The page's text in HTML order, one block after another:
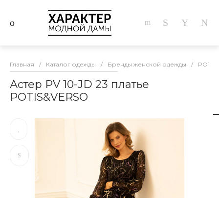
Главная / Каталог одежды / Бренды женской одежды / POTIS
Астер PV 10-JD 23 платье
POTIS&VERSO